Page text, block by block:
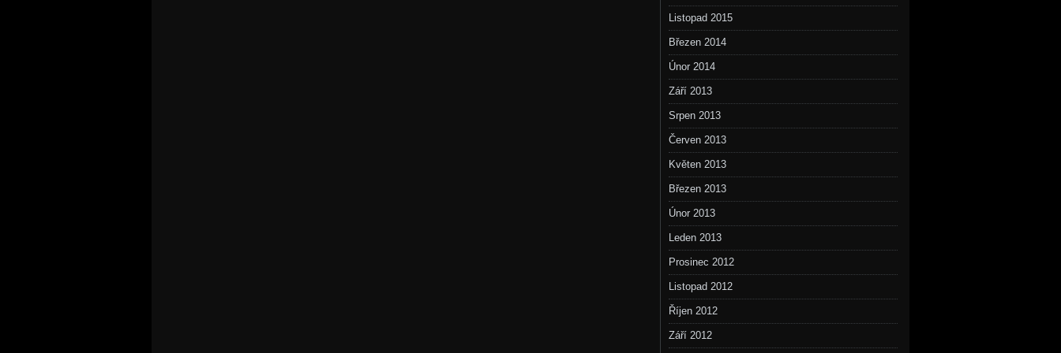
Listopad 2015
Březen 2014
Únor 2014
Září 2013
Srpen 2013
Červen 2013
Květen 2013
Březen 2013
Únor 2013
Leden 2013
Prosinec 2012
Listopad 2012
Říjen 2012
Září 2012